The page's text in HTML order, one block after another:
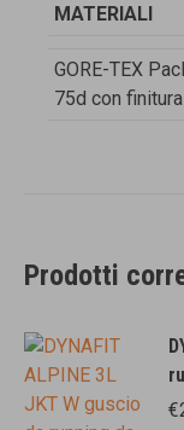
MATERIALI
GORE-TEX
75d con
Prodotti
€